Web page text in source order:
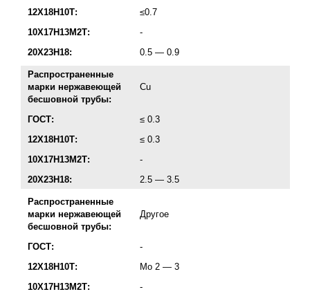
12Х18Н10Т:
≤0.7
10Х17Н13М2Т:
-
20Х23Н18:
0.5 — 0.9
Распространенные
марки нержавеющей
бесшовной трубы:
Cu
ГОСТ:
≤ 0.3
12Х18Н10Т:
≤ 0.3
10Х17Н13М2Т:
-
20Х23Н18:
2.5 — 3.5
Распространенные
марки нержавеющей
бесшовной трубы:
Другое
ГОСТ:
-
12Х18Н10Т:
Mo 2 — 3
10Х17Н13М2Т:
-